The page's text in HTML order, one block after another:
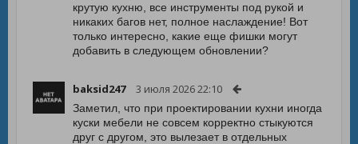
крутую кухню, все инструменты под рукой и
никаких багов нет, полное наслаждение! Вот
только интересно, какие еще фишки могут
добавить в следующем обновлении?
baksid247 3 июля 2026 22:10
Заметил, что при проектировании кухни иногда
куски мебели не совсем корректно стыкуются
друг с другом, это вылезает в отдельных